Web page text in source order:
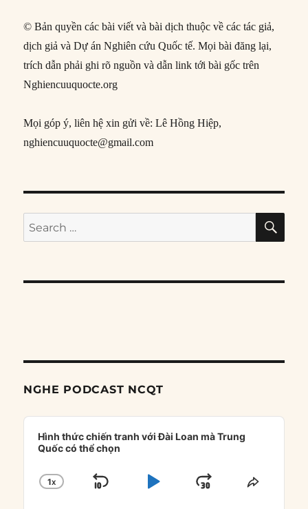
© Bản quyền các bài viết và bài dịch thuộc về các tác giả,
dịch giả và Dự án Nghiên cứu Quốc tế. Mọi bài đăng lại,
trích dẫn phải ghi rõ nguồn và dẫn link tới bài gốc trên
Nghiencuuquocte.org
Mọi góp ý, liên hệ xin gửi về: Lê Hồng Hiệp,
nghiencuuquocte@gmail.com
Search
for:
NGHE PODCAST NCQT
Audio
Player
Hình thức chiến tranh với Đài Loan mà Trung
Quốc có thể chọn
CHANGE
1X
SKIP
PLAYJUMPSHARE